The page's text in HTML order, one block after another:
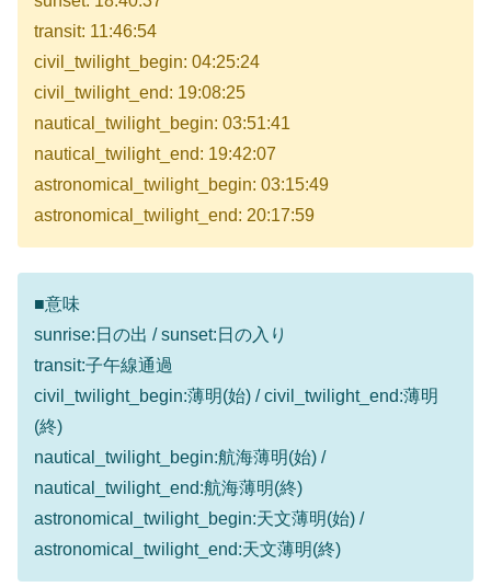
transit: 11:46:54
civil_twilight_begin: 04:25:24
civil_twilight_end: 19:08:25
nautical_twilight_begin: 03:51:41
nautical_twilight_end: 19:42:07
astronomical_twilight_begin: 03:15:49
astronomical_twilight_end: 20:17:59
■意味
sunrise:日の出 / sunset:日の入り
transit:子午線通過
civil_twilight_begin:薄明(始) / civil_twilight_end:薄明
(終)
nautical_twilight_begin:航海薄明(始) /
nautical_twilight_end:航海薄明(終)
astronomical_twilight_begin:天文薄明(始) /
astronomical_twilight_end:天文薄明(終)